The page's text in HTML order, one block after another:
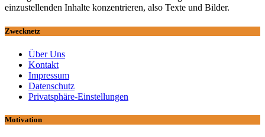
einzustellenden Inhalte konzentrieren, also Texte und Bilder.
Zwecknetz
Über Uns
Kontakt
Impressum
Datenschutz
Privatsphäre-Einstellungen
Motivation